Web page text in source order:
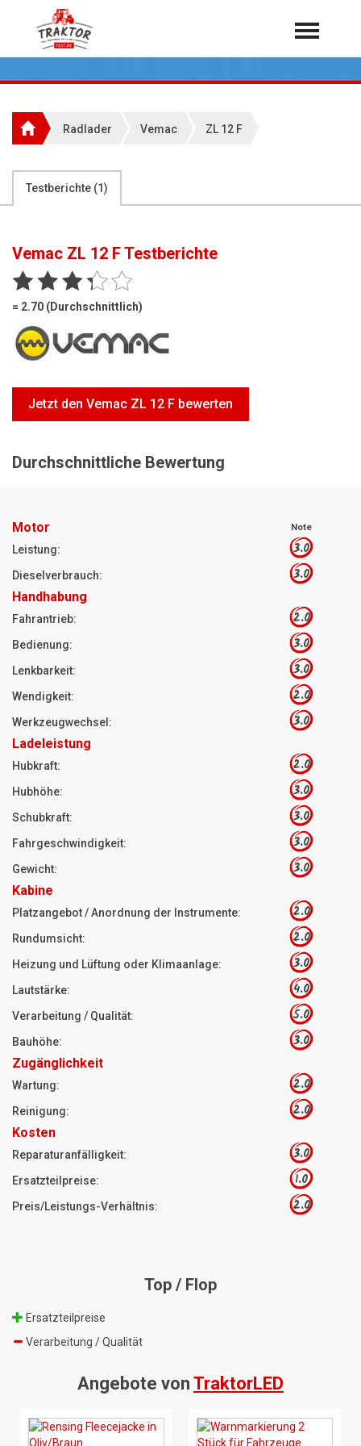
Home
Rundballenpressen
Teleskoplader
Rasentraktoren
Hoflader
Jetzt Bewerten
Über 7.000 Testberichte
Radlader Vemac ZL 12 F
Testberichte (1)
Vemac ZL 12 FTestberichte
= 2.70 (Durchschnittlich)
Jetzt den Vemac ZL 12 F bewerten
Durchschnittliche Bewertung
Motor Note
Leistung: 3.0
Dieselverbrauch: 3.0
Handhabung
Fahrantrieb: 2.0
Bedienung: 3.0
Lenkbarkeit: 3.0
Wendigkeit: 2.0
Werkzeugwechsel: 3.0
Ladeleistung
Hubkraft: 2.0
Hubhöhe: 3.0
Schubkraft: 3.0
Fahrgeschwindigkeit: 3.0
Gewicht: 3.0
Kabine
Platzangebot / Anordnung der Instrumente: 2.0
Rundumsicht: 2.0
Heizung und Lüftung oder Klimaanlage: 3.0
Lautstärke: 4.0
Verarbeitung / Qualität: 5.0
Bauhöhe: 3.0
Zugänglichkeit
Wartung: 2.0
Reinigung: 2.0
Kosten
Reparaturanfälligkeit: 3.0
Ersatzteilpreise: 1.0
Preis/Leistungs-Verhältnis: 2.0
Top / Flop
Ersatzteilpreise
Verarbeitung / Qualität
Angebote von TraktorLED